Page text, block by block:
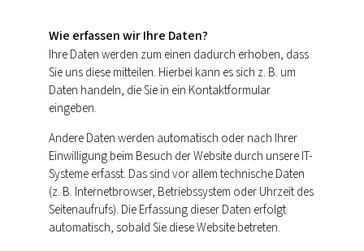
Wie erfassen wir Ihre Daten?
Ihre Daten werden zum einen dadurch erhoben, dass
Sie uns diese mitteilen. Hierbei kann es sich z. B. um
Daten handeln, die Sie in ein Kontaktformular
eingeben.
Andere Daten werden automatisch oder nach Ihrer
Einwilligung beim Besuch der Website durch unsere IT-
Systeme erfasst. Das sind vor allem technische Daten
(z. B. Internetbrowser, Betriebssystem oder Uhrzeit des
Seitenaufrufs). Die Erfassung dieser Daten erfolgt
automatisch, sobald Sie diese Website betreten.